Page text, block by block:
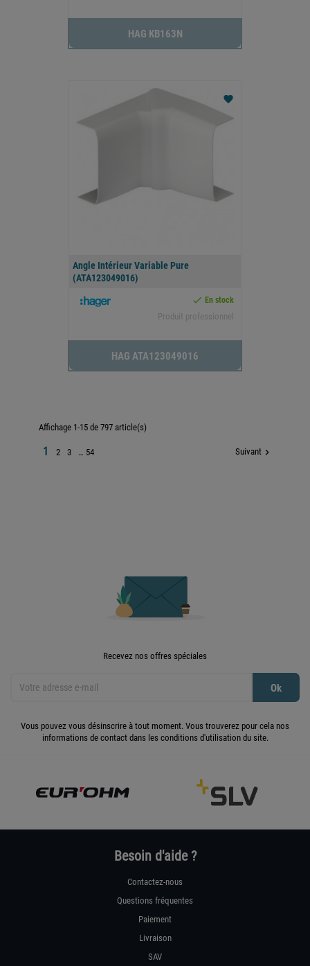
HAG KB163N
Angle Intérieur Variable Pure
(ATA123049016)
 En stock
Produit professionnel
favorite
HAG ATA123049016
Affichage 1-15 de 797 article(s)
1 2 3 … 54 Suivant 
Recevez nos offres spéciales
Vous pouvez vous désinscrire à tout moment. Vous trouverez pour cela nos
informations de contact dans les conditions d'utilisation du site.
Besoin d'aide ?
Contactez-nous
Questions fréquentes
Paiement
Livraison
SAV